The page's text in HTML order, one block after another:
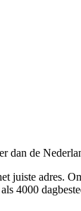
dan de
juiste adres.
4000